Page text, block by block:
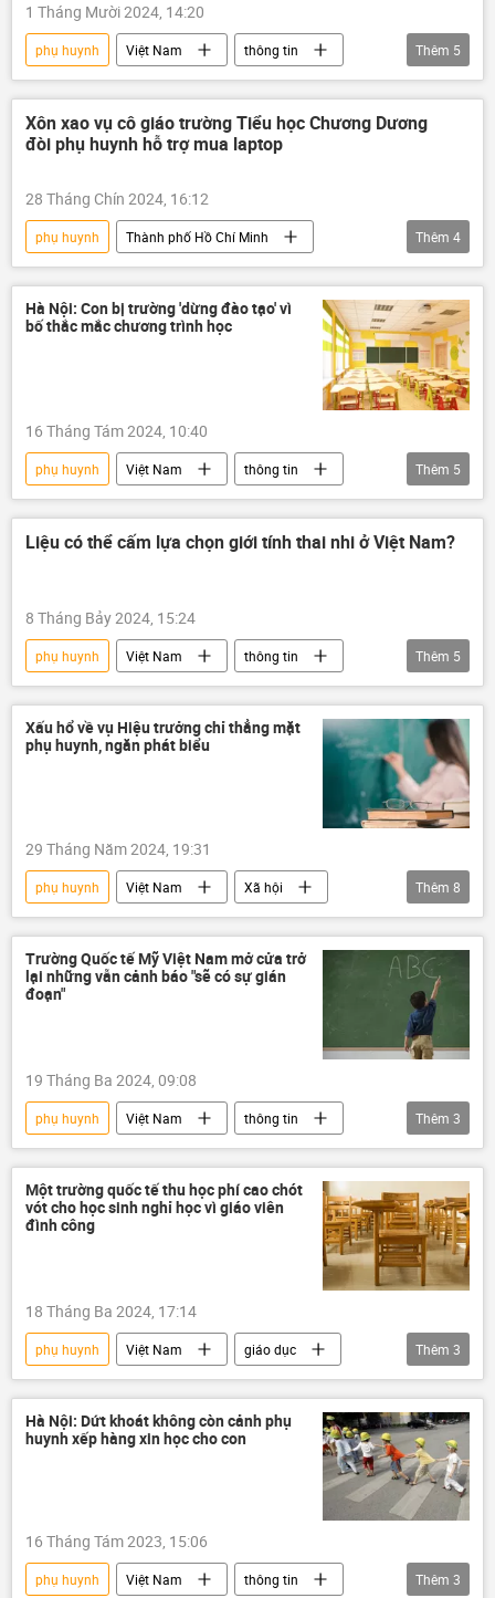
1 Tháng Mười 2024, 14:20
phụ huynh Việt Nam
thông tin
giáo dục
giáo viên
học sinh
mạng xã hội
Xã hội
Thêm 5
Xôn xao vụ cô giáo trường Tiểu học Chương Dương
đòi phụ huynh hỗ trợ mua laptop
28 Tháng Chín 2024, 16:12
phụ huynh
Thành phố Hồ Chí Minh
cô giáo
thông tin
Việt Nam
trường học
Thêm 4
Hà Nội: Con bị trường 'dừng đào tạo' vì
bố thắc mắc chương trình học
16 Tháng Tám 2024, 10:40
phụ huynh Việt Nam
thông tin
giáo dục
Bộ Giáo dục và Đào Tạo
Xã hội
học sinh giáo viên
Thêm 5
Liệu có thể cấm lựa chọn giới tính thai nhi ở Việt Nam?
8 Tháng Bảy 2024, 15:24
phụ huynh Việt Nam
thông tin
giới tính
Trẻ em
dân số
Điều tra dân số
già hóa dân số
Thêm 5
Xấu hổ về vụ Hiệu trưởng chỉ thẳng mặt
phụ huynh, ngăn phát biểu
29 Tháng Năm 2024, 19:31
phụ huynh Việt Nam
Xã hội
hiệu trưởng
Thế giới
Quảng Bình
trường mầm non
học sinh
giáo dục
đào tạo
Thêm 8
Trường Quốc tế Mỹ Việt Nam mở cửa trở
lại những vẫn cảnh báo "sẽ có sự gián
đoạn"
19 Tháng Ba 2024, 09:08
phụ huynh Việt Nam
thông tin
giáo dục
học sinh trường học
Thêm 3
Một trường quốc tế thu học phí cao chót
vót cho học sinh nghỉ học vì giáo viên
đình công
18 Tháng Ba 2024, 17:14
phụ huynh Việt Nam
giáo dục
Bộ Giáo dục và Đào Tạo
trường học
học sinh
Thêm 3
Hà Nội: Dứt khoát không còn cảnh phụ
huynh xếp hàng xin học cho con
16 Tháng Tám 2023, 15:06
phụ huynh Việt Nam thông tin Thêm 3